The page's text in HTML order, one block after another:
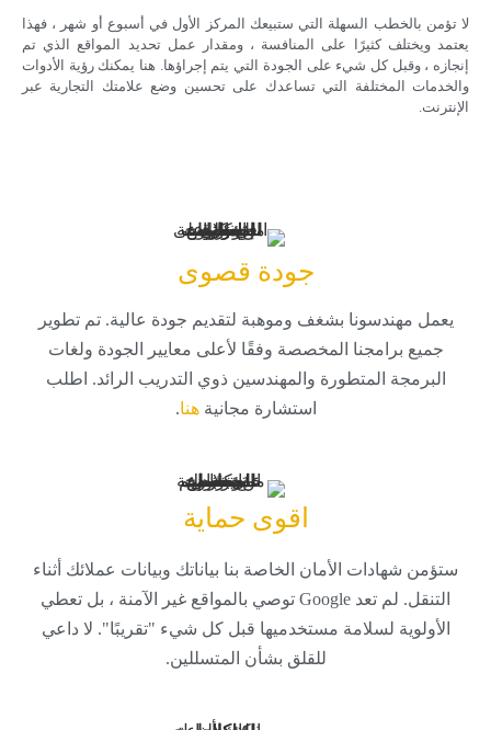
لا تؤمن بالخطب السهلة التي ستبيعك المركز الأول في أسبوع أو شهر ، فهذا
يعتمد ويختلف كثيرًا على المنافسة ، ومقدار عمل تحديد المواقع الذي تم
إنجازه ، وقبل كل شيء على الجودة التي يتم إجراؤها. هنا يمكنك رؤية الأدوات
والخدمات المختلفة التي تساعدك على تحسين وضع علامتك التجارية عبر
الإنترنت.
جودة قصوى
يعمل مهندسونا بشغف وموهبة لتقديم جودة عالية. تم تطوير
جميع برامجنا المخصصة وفقًا لأعلى معايير الجودة ولغات
البرمجة المتطورة والمهندسين ذوي التدريب الرائد. اطلب
استشارة مجانيةهنا.
اقوى حماية
ستؤمن شهادات الأمان الخاصة بنا بياناتك وبيانات عملائك أثناء
التنقل. لم تعد Google توصي بالمواقع غير الآمنة ، بل تعطي
الأولوية لسلامة مستخدميها قبل كل شيء "تقريبًا". لا داعي
للقلق بشأن المتسللين.